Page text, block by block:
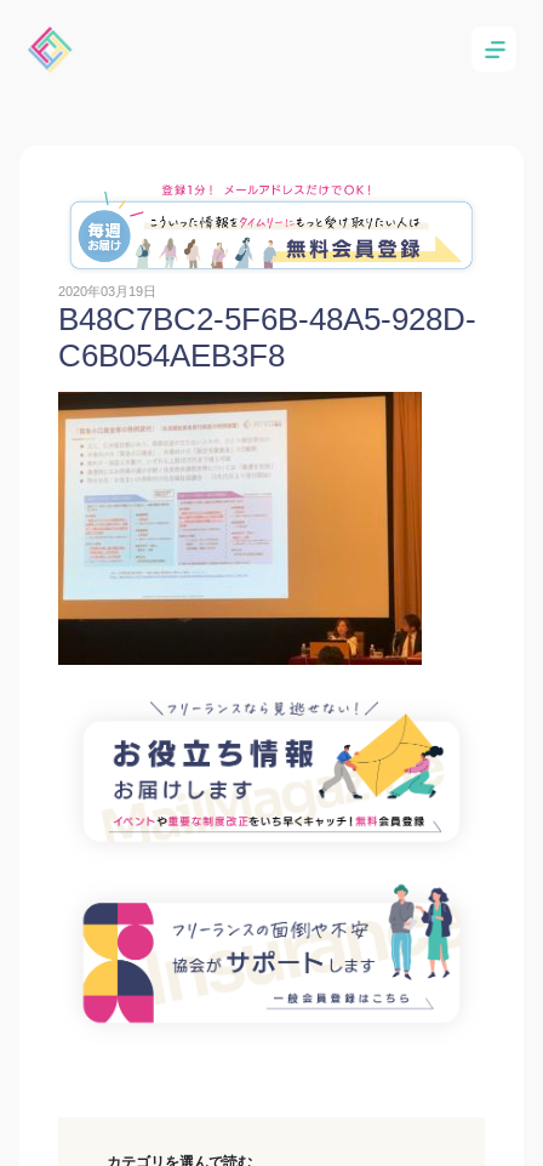
2020年03月19日
B48C7BC2-5F6B-48A5-928D-
C6B054AEB3F8